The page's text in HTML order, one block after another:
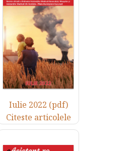
Iulie 2022 (pdf)
Citeste articolele